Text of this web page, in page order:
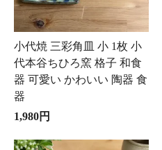
小代焼 三彩角皿 小 1枚 小
代本谷ちひろ窯 格子 和食
器 可愛い かわいい 陶器 食
器
1,980円